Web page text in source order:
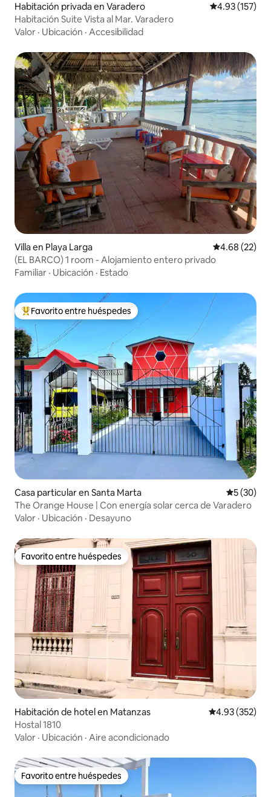
Habitación privada en Varadero Calificación
4.93 (157)
Habitación Suite Vista al Mar. Varadero
Valor · Ubicación · Accesibilidad
Villa en Playa Larga Calificación
4.68 (22)
(EL BARCO) 1 room - Alojamiento entero privado
Familiar · Ubicación · Estado
De los mejores en Favorito entre huéspedes
Favorito entre huéspedes
Casa particular en Santa Marta
5 (30)
The Orange House | Con energía solar cerca de Varadero
Valor · Ubicación · Desayuno
Favorito entre huéspedes
Favorito entre huéspedes
Habitación de hotel en Matanzas Calificación
4.93 (352)
Hostal 1810
Valor · Ubicación · Aire acondicionado
Favorito entre huéspedes
Favorito entre huéspedes